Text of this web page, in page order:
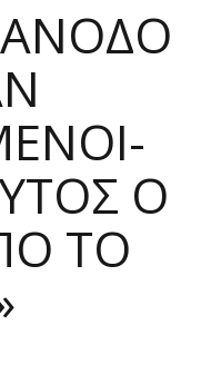
Ο
ΤΟ